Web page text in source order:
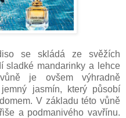
se skládá ze svěžích
sladké mandarinky a lehce
je ovšem výhradně
jasmín, který působí
V základu této vůně
a podmanivého vavřínu.